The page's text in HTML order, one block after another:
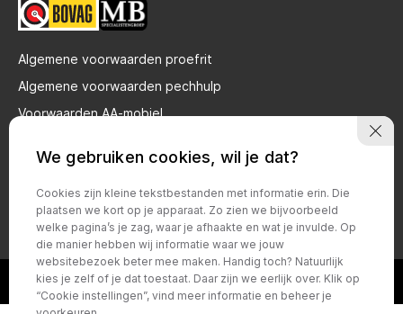
Algemene voorwaarden proefrit
Algemene voorwaarden pechhulp
Voorwaarden AA-mobiel
Bovag voorwaarden particulier
Bovag voorwaarden zakelijk
Privacy policy
We gebruiken cookies, wil je dat?
Cookies zijn kleine tekstbestanden met informatie erin. Die
plaatsen we kort op je apparaat. Zo zien we bijvoorbeeld
welke pagina’s je zag, waar je afhaakte en wat je invulde. Op
die manier hebben wij informatie waar we jouw
websitebezoek beter mee maken. Handig toch? Natuurlijk
kies je zelf of je dat toestaat. Daar zijn we eerlijk over. Klik op
“Cookie instellingen”, vind meer informatie en beheer je